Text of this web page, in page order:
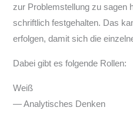
zur Problemstellung zu sagen
schriftlich festgehalten. Das
erfolgen, damit sich die
Dabei gibt es folgende Rollen:
Weiß
— Analytisches Denken